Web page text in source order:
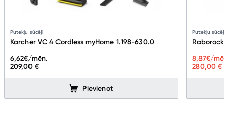
Putekļu sūcēji
Karcher VC 4 Cordless myHome 1.198-630.0
209,00 €
6,62€/mēn.
Pievienot
Putekļu sūcēji
Roborock
280,00 €
8,87€/